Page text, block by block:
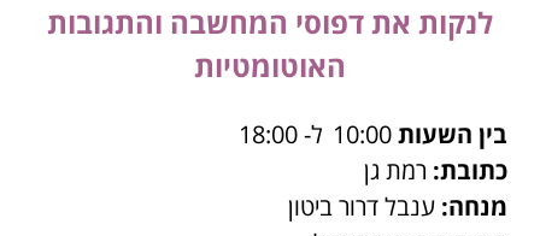
לנקות את דפוסי המחשבה והתגובות
האוטומטיות
בין השעות
ל- 18:00
כתובת: רמת גן
מנחה: ענבל דרור ביטון